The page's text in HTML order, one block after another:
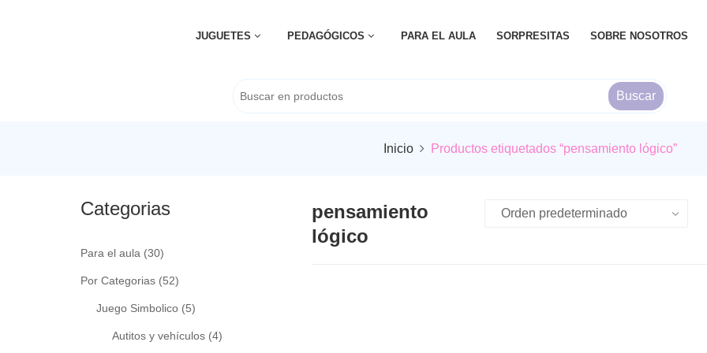
JUGUETES PEDAGÓGICOS PARA EL AULA SORPRESITAS SOBRE NOSOTROS
Buscar
Inicio Productos etiquetados “pensamiento lógico”
Categorias
Para el aula (30)
Por Categorias (52)
Juego Simbolico (5)
Autitos y vehículos (4)
pensamiento
lógico